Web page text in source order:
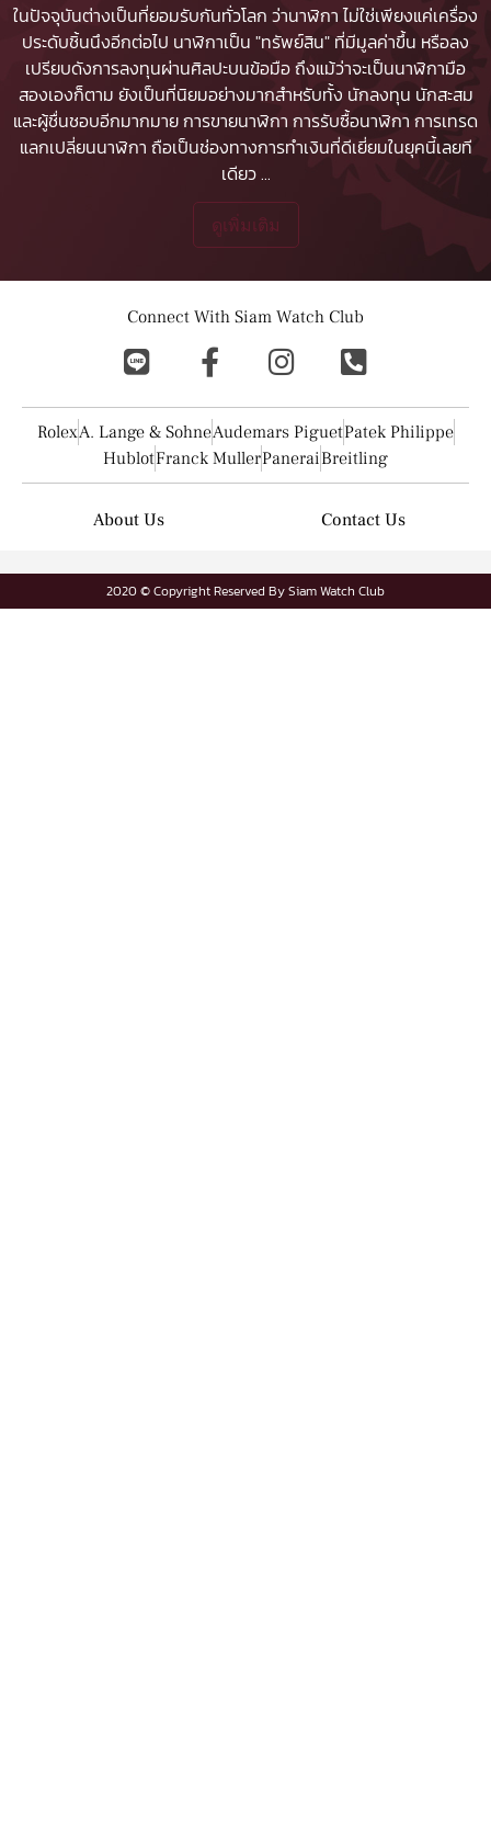
ในปัจจุบันต่างเป็นที่ยอมรับกันทั่วโลก ว่านาฬิกา ไม่ใช่เพียงแค่เครื่อง
ประดับชิ้นนึงอีกต่อไป นาฬิกาเป็น "ทรัพย์สิน" ที่มีมูลค่าขึ้น หรือลง
เปรียบดังการลงทุนผ่านศิลปะบนข้อมือ ถึงแม้ว่าจะเป็นนาฬิกามือ
สองเองก็ตาม ยังเป็นที่นิยมอย่างมากสำหรับทั้ง นักลงทุน นักสะสม
และผู้ชื่นชอบอีกมากมายการขายนาฬิกา การรับซื้อนาฬิกา การเทรด
แลกเปลี่ยนนาฬิกา ถือเป็นช่องทางการทำเงินที่ดีเยี่ยมในยุคนี้เลยที
เดียว...
ดูเพิ่มเติม
Connect With Siam Watch Club
RolexA. Lange & SohneAudemars PiguetPatek Philippe
HublotFranck MullerPaneraiBreitling
About Us Contact Us
2020 © Copyright Reserved By Siam Watch Club